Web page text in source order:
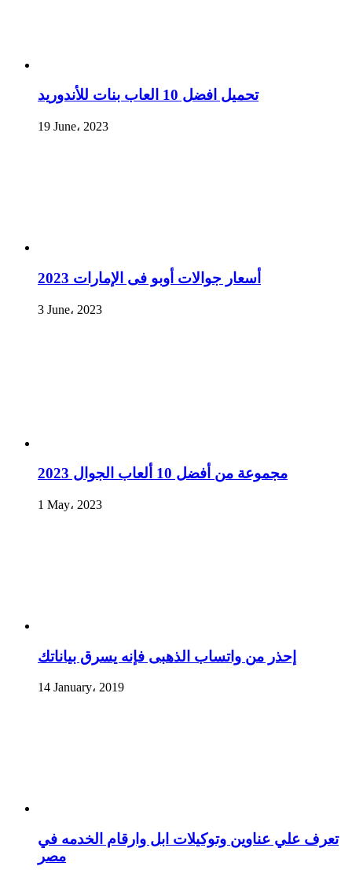
تحميل افضل 10 العاب بنات للأندوريد
19 June، 2023
أسعار جوالات أوبو فى الإمارات 2023
3 June، 2023
مجموعة من أفضل 10 ألعاب الجوال 2023
1 May، 2023
إحذر من واتساب الذهبى فإنه يسرق بياناتك
14 January، 2019
تعرف علي عناوين وتوكيلات ابل وارقام الخدمه في
مصر